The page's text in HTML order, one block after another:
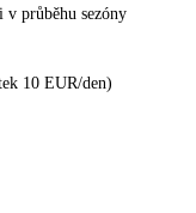
průběhu sezóny
10 EUR/den)